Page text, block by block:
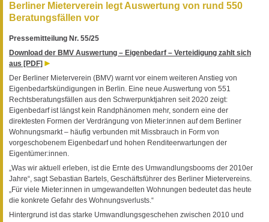
Berliner Mieterverein legt Auswertung von rund 550
Beratungsfällen vor
Pressemitteilung Nr. 55/25
Download der BMV Auswertung – Eigenbedarf – Verteidigung zahlt sich
aus [PDF]
Der Berliner Mieterverein (BMV) warnt vor einem weiteren Anstieg von
Eigenbedarfskündigungen in Berlin. Eine neue Auswertung von 551
Rechtsberatungsfällen aus den Schwerpunktjahren seit 2020 zeigt:
Eigenbedarf ist längst kein Randphänomen mehr, sondern eine der
direktesten Formen der Verdrängung von Mieter:innen auf dem Berliner
Wohnungsmarkt – häufig verbunden mit Missbrauch in Form von
vorgeschobenem Eigenbedarf und hohen Renditeerwartungen der
Eigentümer:innen.
„Was wir aktuell erleben, ist die Ernte des Umwandlungsbooms der 2010er
Jahre“, sagt Sebastian Bartels, Geschäftsführer des Berliner Mietervereins.
„Für viele Mieter:innen in umgewandelten Wohnungen bedeutet das heute
die konkrete Gefahr des Wohnungsverlusts.“
Hintergrund ist das starke Umwandlungsgeschehen zwischen 2010 und